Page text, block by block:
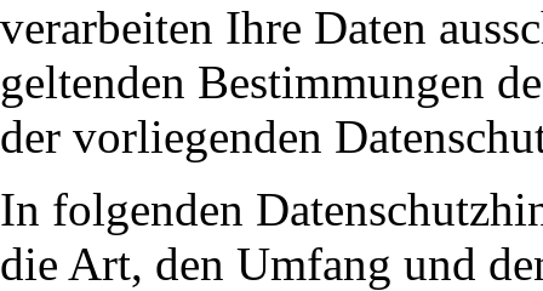
verarbeiten Ihre Daten
geltenden Bestimmungen
der vorliegenden
In folgenden
die Art, den Umfang und